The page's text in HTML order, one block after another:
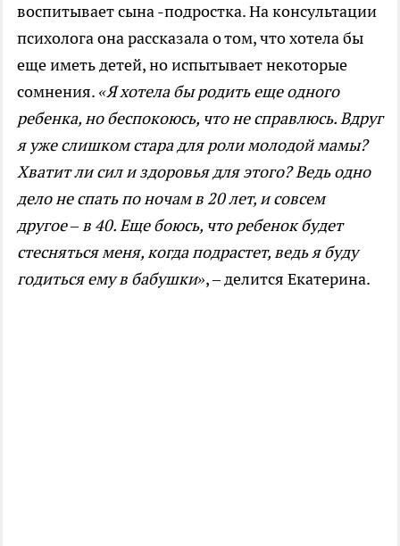
воспитывает сына -подростка. На консультации
психолога она рассказала о том, что хотела бы
еще иметь детей, но испытывает некоторые
сомнения. «Я хотела бы родить еще одного
ребенка, но беспокоюсь, что не справлюсь. Вдруг
я уже слишком стара для роли молодой мамы?
Хватит ли сил и здоровья для этого? Ведь одно
дело не спать по ночам в 20 лет, и совсем
другое – в 40. Еще боюсь, что ребенок будет
стесняться меня, когда подрастет, ведь я буду
годиться ему в бабушки», – делится Екатерина.